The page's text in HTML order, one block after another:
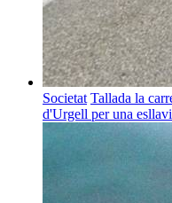
Societat Tallada la
d'Urgell per una